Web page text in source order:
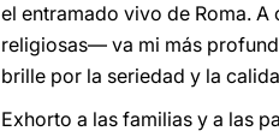
el entramado vivo de Roma.
religiosas— va mi más
brille por la seriedad y la
Exhorto a las familias y a las